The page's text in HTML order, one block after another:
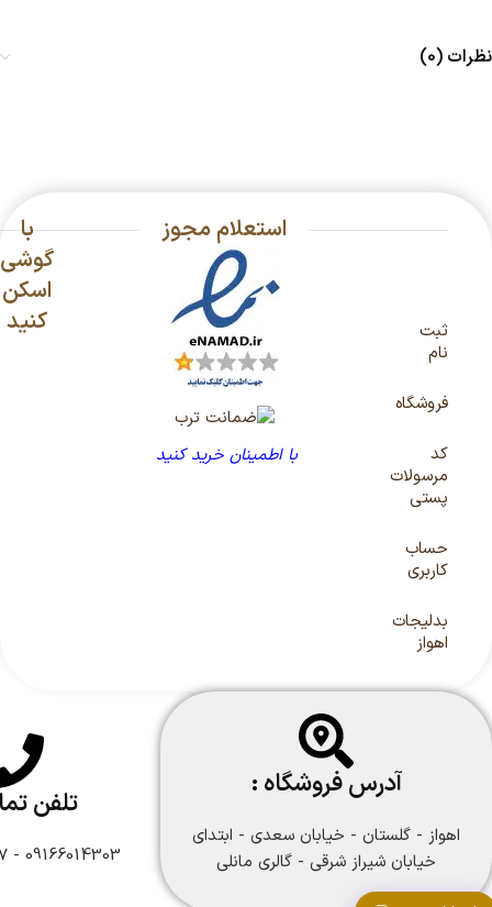
نظرات (0)
ثبت
نام
فروشگاه
کد
مرسولات
پستی
حساب
کاربری
بدلیجات
اهواز
استعلام مجوز
با اطمینان خرید کنید
با
گوشی
اسکن
کنید
آدرس فروشگاه :
اهواز - گلستان - خیابان سعدی - ابتدای
خیابان شیراز شرقی - گالری مانلی
تلفن
09166014303 - 09166108747